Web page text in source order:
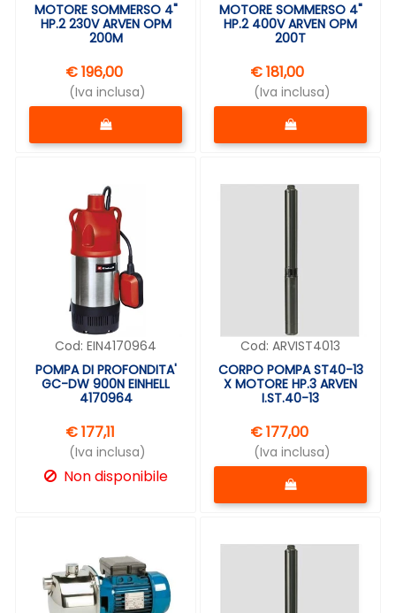
MOTORE SOMMERSO 4"
HP.2 230V ARVEN OPM
200M
€ 196,00
(Iva inclusa)
Quantità
MOTORE SOMMERSO 4"
HP.2 400V ARVEN OPM
200T
€ 181,00
(Iva inclusa)
Quantità
Cod: EIN4170964
POMPA DI PROFONDITA'
GC-DW 900N EINHELL
4170964
€ 177,11
(Iva inclusa)
Non disponibile
Cod: ARVIST4013
CORPO POMPA ST40-13
X MOTORE HP.3 ARVEN
I.ST.40-13
€ 177,00
(Iva inclusa)
Quantità